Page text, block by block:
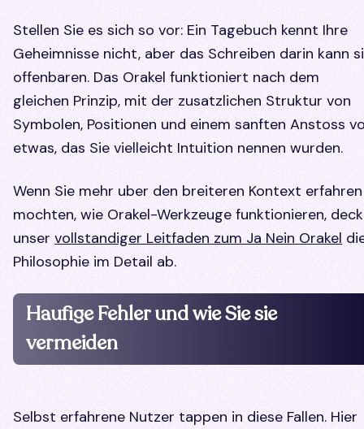
Stellen Sie es sich so vor: Ein Tagebuch kennt Ihre
Geheimnisse nicht, aber das Schreiben darin kann
offenbaren. Das Orakel funktioniert nach dem
gleichen Prinzip, mit der zusatzlichen Struktur von
Symbolen, Positionen und einem sanften Anstoss
etwas, das Sie vielleicht Intuition nennen wurden.
Wenn Sie mehr uber den breiteren Kontext erfahren
mochten, wie Orakel-Werkzeuge funktionieren,
unser vollstandiger Leitfaden zum Ja Nein Orakel
Philosophie im Detail ab.
Haufige Fehler und wie Sie sie
vermeiden
Selbst erfahrene Nutzer tappen in diese Fallen. Hier